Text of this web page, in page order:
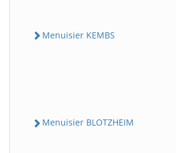
Menuisier KEMBS
Menuisier BLOTZHEIM